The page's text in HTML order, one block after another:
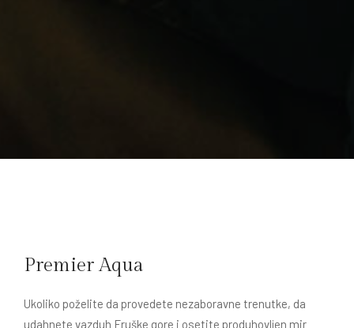
Premier Aqua
Ukoliko poželite da provedete nezaboravne trenutke, da
udahnete vazduh Fruške gore i osetite produhovljen mir